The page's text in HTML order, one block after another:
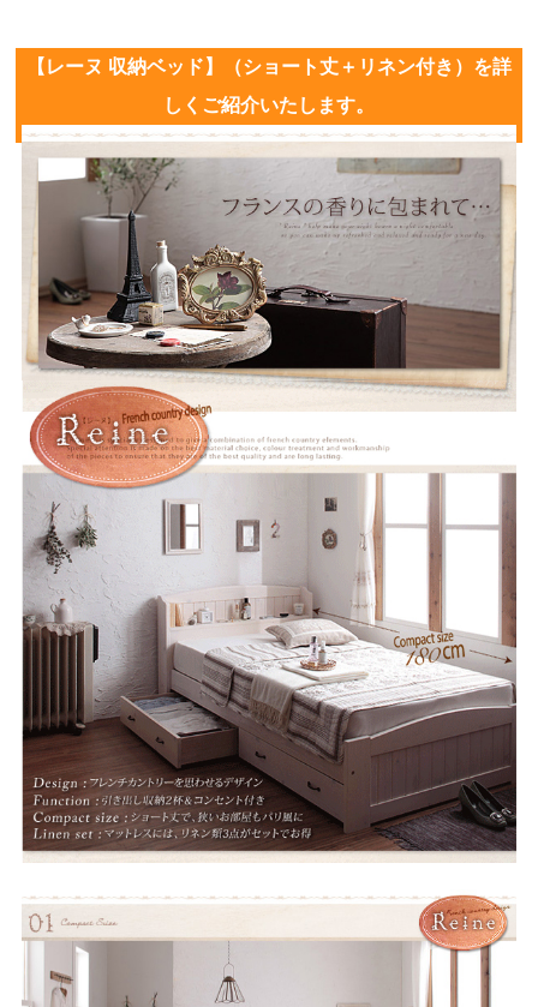
【レーヌ 収納ベッド】（ショート丈＋リネン付き）を詳
しくご紹介いたします。